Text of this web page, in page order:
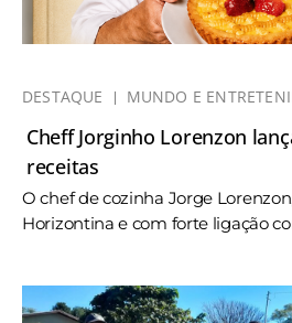
DESTAQUE MUNDO E
Cheff Jorginho Lorenzon
receitas
O chef de cozinha Jorge
Horizontina e com forte ligação